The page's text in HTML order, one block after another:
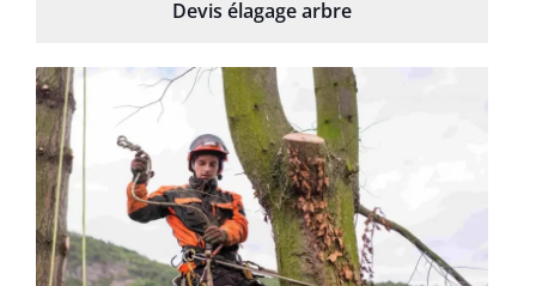
Devis élagage arbre